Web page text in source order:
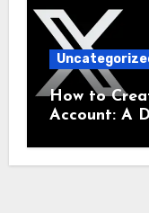
How to
Account: A